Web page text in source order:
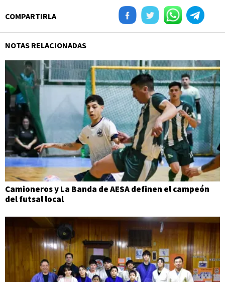
COMPARTIRLA
NOTAS RELACIONADAS
Camioneros y La Banda de AESA definen el campeón
del futsal local